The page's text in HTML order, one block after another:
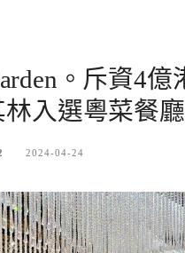
。斥資4
林入選粵菜餐廳
2024-04-24